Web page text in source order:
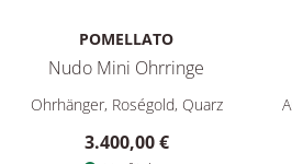
POMELLATO
Nudo Mini Ohrringe
Pomellato Nudo Mini Ohrringe,
Ohrhänger, Roségold, Quarz
3.400,00 €